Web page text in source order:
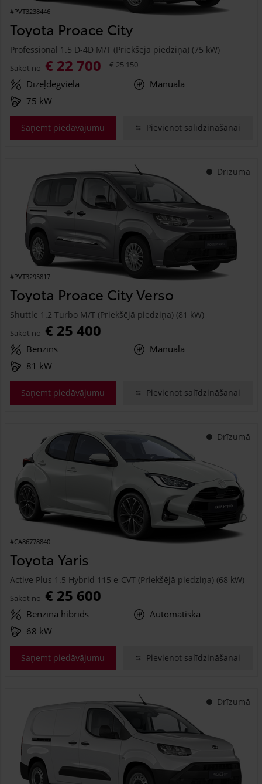
#PVT3238446
Toyota Proace City
Professional 1.5 D-4D M/T (Priekšējā piedziņa) (75 kW)
Sākot no € 22 700 € 25 150
Dīzeļdegviela
Manuālā
75 kW
Saņemt piedāvājumu Pievienot salīdzināšanai
Drīzumā
#PVT3295817
Toyota Proace City Verso
Shuttle 1.2 Turbo M/T (Priekšējā piedziņa) (81 kW)
Sākot no € 25 400
Benzīns
Manuālā
81 kW
Saņemt piedāvājumu Pievienot salīdzināšanai
Drīzumā
#CA86778840
Toyota Yaris
Active Plus 1.5 Hybrid 115 e-CVT (Priekšējā piedziņa) (68 kW)
Sākot no € 25 600
Benzīna hibrīds
Automātiskā
68 kW
Saņemt piedāvājumu Pievienot salīdzināšanai
Drīzumā